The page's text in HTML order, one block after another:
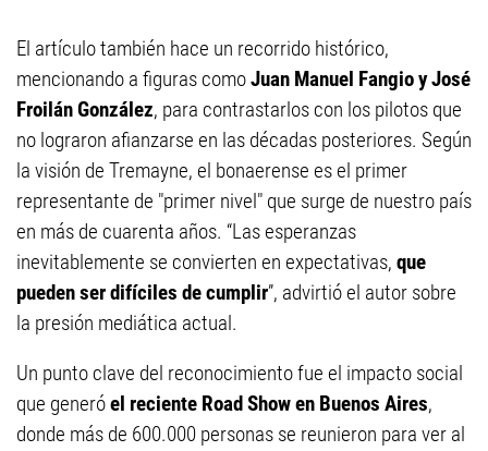
El artículo también hace un recorrido histórico,
mencionando a figuras comoJuan Manuel Fangio y José
Froilán González, para contrastarlos con los pilotos que
no lograron afianzarse en las décadas posteriores. Según
la visión de Tremayne, el bonaerense es el primer
representante de "primer nivel" que surge de nuestro país
en más de cuarenta años. “Las esperanzas
inevitablemente se convierten en expectativas, que
pueden ser difíciles de cumplir”, advirtió el autor sobre
la presión mediática actual.
Un punto clave del reconocimiento fue el impacto social
que generóel reciente Road Show en Buenos Aires,
donde más de 600.000 personas se reunieron para ver al